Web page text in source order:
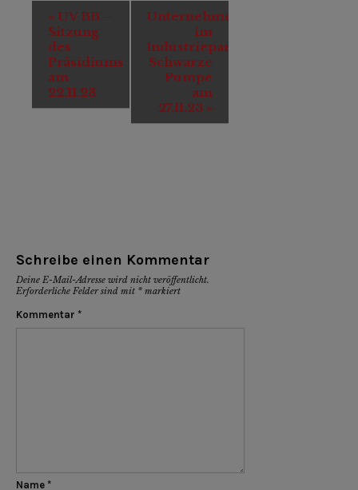
Veranstaltung-
Navigation
« UV BB –
Sitzung
des
Präsidiums
am
22.11.23
Unternehmertreff
im
Industriepark
Schwarze
Pumpe
am
27.11.23 »
Schreibe einen Kommentar
Deine E-Mail-Adresse wird nicht veröffentlicht.
Erforderliche Felder sind mit * markiert
Kommentar *
Name *